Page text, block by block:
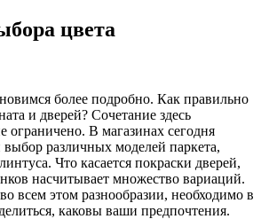
цвета
более подробно. Как правильно
и дверей? Сочетание здесь
ограничено. В магазинах сегодня
выбор различных моделей паркета,
Что касается покраски дверей,
насчитывает множество вариаций.
всем этом разнообразии, необходимо в
каковы ваши предпочтения.